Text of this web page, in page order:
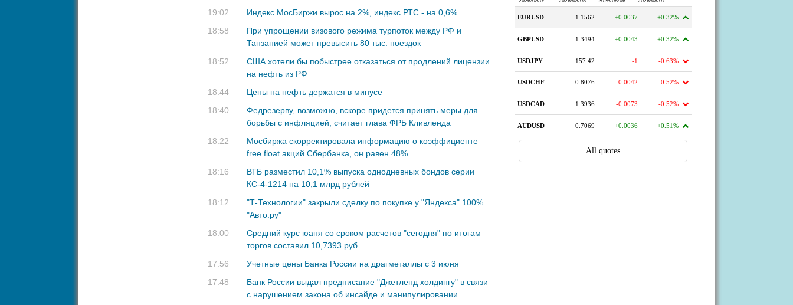
19:02
Индекс МосБиржи вырос на 2%, индекс РТС - на 0,6%
18:58
При упрощении визового режима турпоток между РФ и
Танзанией может превысить 80 тыс. поездок
18:52
США хотели бы побыстрее отказаться от продлений лицензии
на нефть из РФ
18:44
Цены на нефть держатся в минусе
18:40
Федрезерву, возможно, вскоре придется принять меры для
борьбы с инфляцией, считает глава ФРБ Кливленда
18:22
Мосбиржа скорректировала информацию о коэффициенте
free float акций Сбербанка, он равен 48%
18:16
ВТБ разместил 10,1% выпуска однодневных бондов серии
КС-4-1214 на 10,1 млрд рублей
18:12
"Т-Технологии" закрыли сделку по покупке у "Яндекса" 100%
"Авто.ру"
18:00
Средний курс юаня со сроком расчетов "сегодня" по итогам
торгов составил 10,7393 руб.
17:56
Учетные цены Банка России на драгметаллы с 3 июня
17:48
Банк России выдал предписание "Джетленд холдингу" в связи
с нарушением закона об инсайде и манипулировании